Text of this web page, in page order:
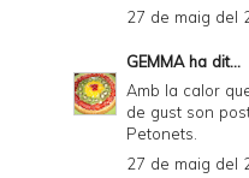
27 de maig del
GEMMAha dit...
Amb la calor
de gust son
Petonets.
27 de maig del